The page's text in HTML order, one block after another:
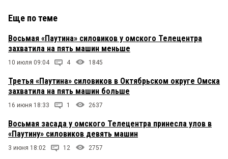
Еще по теме
Восьмая «Паутина» силовиков у омского Телецентра
захватила на пять машин меньше
10 июля 09:04 4 1845
Третья «Паутина» силовиков в Октябрьском округе Омска
захватила на пять машин больше
16 июня 18:33 1 2637
Восьмая засада у омского Телецентра принесла улов в
«Паутину» силовиков девять машин
3 июня 18:02 12 2757